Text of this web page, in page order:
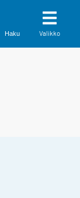
Haku Valikko